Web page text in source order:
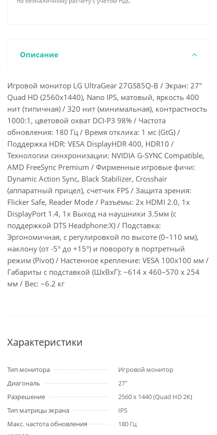
Описание
Игровой монитор LG UltraGear 27GS85Q-B / Экран: 27"
Quad HD (2560x1440), Nano IPS, матовый, яркость 400
нит (типичная) / 320 нит (минимальная), контрастность
1000:1, цветовой охват DCI-P3 98% / Частота
обновления: 180 Гц / Время отклика: 1 мс (GtG) /
Поддержка HDR: VESA DisplayHDR 400, HDR10 /
Технологии синхронизации: NVIDIA G-SYNC Compatible,
AMD FreeSync Premium / Фирменные игровые фичи:
Dynamic Action Sync, Black Stabilizer, Crosshair
(аппаратный прицел), счетчик FPS / Защита зрения:
Flicker Safe, Reader Mode / Разъёмы: 2x HDMI 2.0, 1x
DisplayPort 1.4, 1x Выход на наушники 3.5мм (с
поддержкой DTS Headphone:X) / Подставка:
Эргономичная, с регулировкой по высоте (0–110 мм),
наклону (от -5° до +15°) и повороту в портретный
режим (Pivot) / Настенное крепление: VESA 100x100 мм /
Габариты с подставкой (ШхВхГ): ~614 x 460–570 x 254
мм / Вес: ~6.2 кг
Характеристики
Тип монитора
Игровой монитор
Диагональ
27"
Разрешение
2560 x 1440 (Quad HD 2K)
Тип матрицы экрана
IPS
Макс. частота обновления
180 Гц